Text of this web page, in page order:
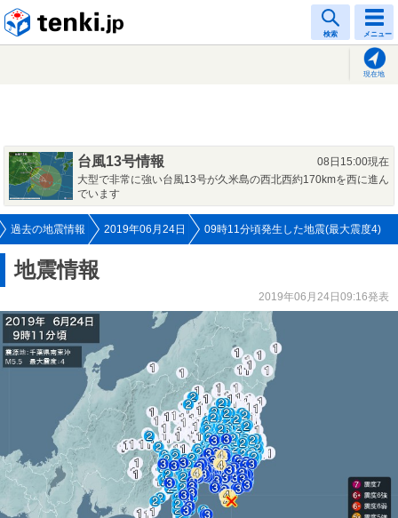
検索 メニュー
現在地
台風13号情報
08日15:00現在
大型で非常に強い台風13号が久米島の西北西約170kmを西に進ん
でいます
過去の地震情報 2019年06月24日 09時11分頃発生した地震(最大震度4)
地震情報
2019年06月24日09:16発表